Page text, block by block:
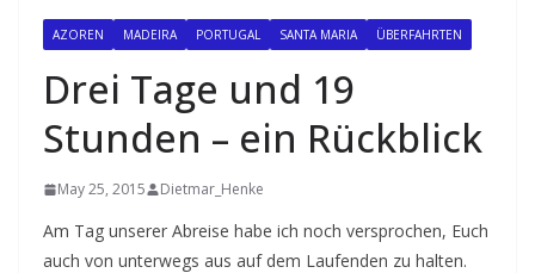
AZOREN MADEIRA PORTUGAL SANTA MARIA ÜBERFAHRTEN
Drei Tage und 19
Stunden – ein Rückblick
May 25, 2015 Dietmar_Henke
Am Tag unserer Abreise habe ich noch versprochen, Euch
auch von unterwegs aus auf dem Laufenden zu halten.